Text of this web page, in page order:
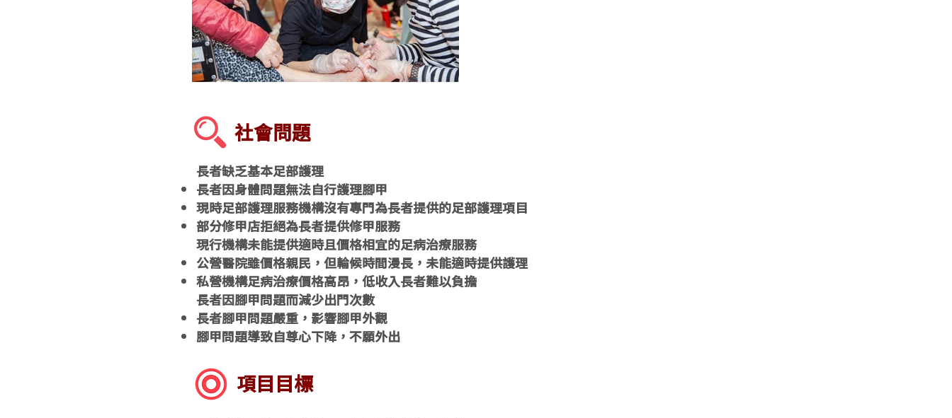
社會問題
長者缺乏基本足部護理
長者因身體問題無法自行護理腳甲
現時足部護理服務機構沒有專門為長者提供的足部護理項目
部分修甲店拒絕為長者提供修甲服務
現行機構未能提供適時且價格相宜的足病治療服務
公營醫院雖價格親民，但輪候時間漫長，未能適時提供護理
私營機構足病治療價格高昂，低收入長者難以負擔
長者因腳甲問題而減少出門次數
長者腳甲問題嚴重，影響腳甲外觀
腳甲問題導致自尊心下降，不願外出
項目目標